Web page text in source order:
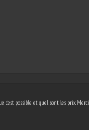
possible et quel sont les prix. Merci